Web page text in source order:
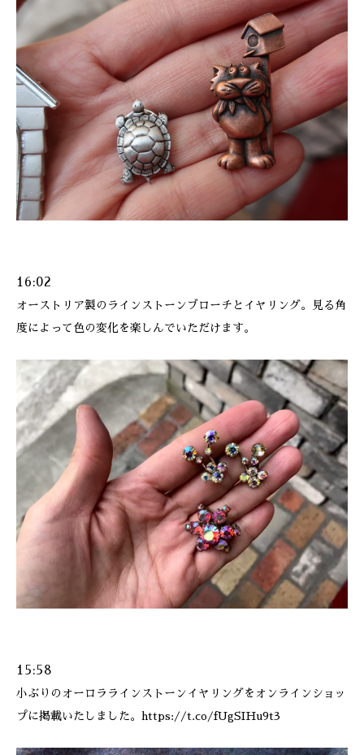
16:02
オーストリア製のラインストーンブローチとイヤリング。見る角
度によって色の変化を楽しんでいただけます。
15:58
小ぶりのオーロララインストーンイヤリングをオンラインショッ
プに掲載いたしました。https://t.co/fUgSIHu9t3